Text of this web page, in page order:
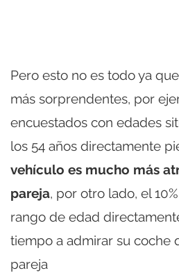
Pero esto no es todo ya
más sorprendentes, por
encuestados con edades
los 54 años directamente
vehículo es mucho más
pareja, por otro lado, el
rango de edad
tiempo a admirar su coche
pareja